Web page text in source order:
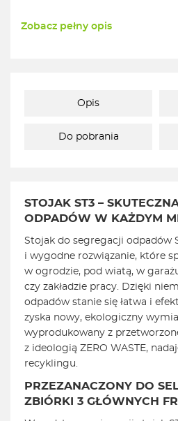
Zobacz pełny opis
Opis
Do pobrania
STOJAK ST3 –
ODPADÓW W KAŻDYM
Stojak do segregacji odpadów
i wygodne rozwiązanie, które
w ogrodzie, pod wiatą, w
czy zakładzie pracy. Dzięki
odpadów stanie się łatwa i
zyska nowy, ekologiczny
wyprodukowany z
z ideologią ZERO WASTE,
recyklingu.
PRZEZANACZONY DO
ZBIÓRKI 3 GŁÓWNYCH